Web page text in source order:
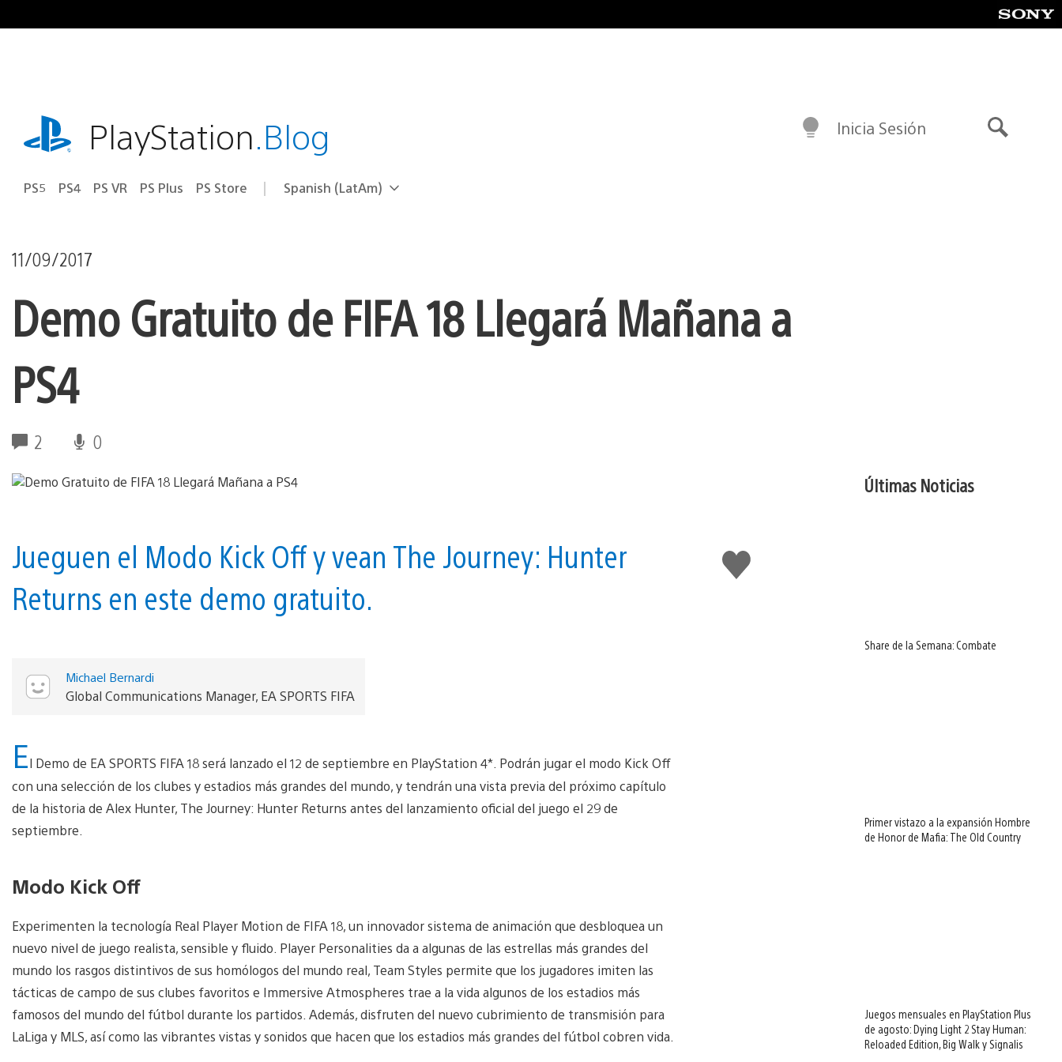
al
playstation.comPlayStation.Blog
PS5 PS4 PS VR PS Plus PS Store Elige
Región
Spanish (LatAm)
Inicia Sesión
11/09/2017
Demo Gratuito de FIFA 18 Llegará Mañana a
PS4
2 0
Me
gusta
Jueguen el Modo Kick Off y vean The Journey: Hunter
Returns en este demo gratuito.
Michael Bernardi
Global Communications Manager, EA SPORTS FIFA
El Demo de EA SPORTS FIFA 18 será lanzado el 12 de septiembre en PlayStation 4*. Podrán jugar el modo Kick Off
con una selección de los clubes y estadios más grandes del mundo, y tendrán una vista previa del próximo capítulo
de la historia de Alex Hunter, The Journey: Hunter Returns antes del lanzamiento oficial del juego el 29 de
septiembre.
Modo Kick Off
Experimenten la tecnología Real Player Motion de FIFA 18, un innovador sistema de animación que desbloquea un
nuevo nivel de juego realista, sensible y fluido. Player Personalities da a algunas de las estrellas más grandes del
mundo los rasgos distintivos de sus homólogos del mundo real, Team Styles permite que los jugadores imiten las
tácticas de campo de sus clubes favoritos e Immersive Atmospheres trae a la vida algunos de los estadios más
famosos del mundo del fútbol durante los partidos. Además, disfruten del nuevo cubrimiento de transmisión para
LaLiga y MLS, así como las vibrantes vistas y sonidos que hacen que los estadios más grandes del fútbol cobren vida.
Últimas Noticias
Share de la Semana: Combate
Primer vistazo a la expansión Hombre
de Honor de Mafia: The Old Country
Juegos mensuales en PlayStation Plus
de agosto: Dying Light 2 Stay Human:
Reloaded Edition, Big Walk y Signalis